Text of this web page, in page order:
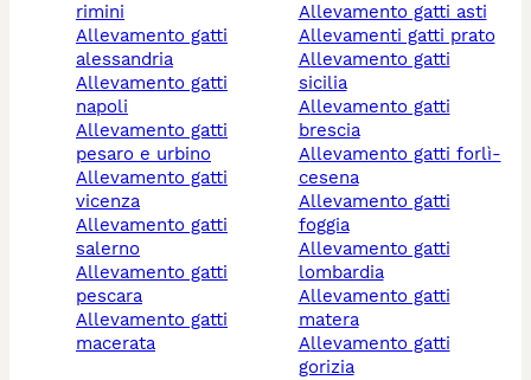
rimini
allevamento gatti
alessandria
allevamento gatti
napoli
allevamento gatti
pesaro e urbino
allevamento gatti
vicenza
allevamento gatti
salerno
allevamento gatti
pescara
allevamento gatti
macerata
allevamento gatti asti
allevamenti gatti prato
allevamento gatti
sicilia
allevamento gatti
brescia
allevamento gatti forlì-
cesena
allevamento gatti
foggia
allevamento gatti
lombardia
allevamento gatti
matera
allevamento gatti
gorizia